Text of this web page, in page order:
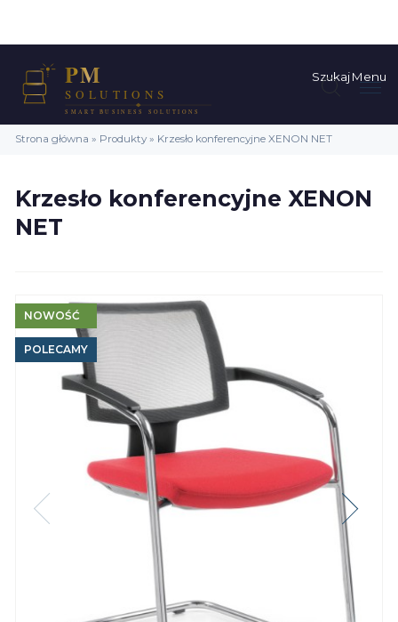
SzukajMenu
Strona główna » Produkty» Krzesło konferencyjne XENON NET
Krzesło konferencyjne XENON
NET
NOWOŚĆ
POLECAMY